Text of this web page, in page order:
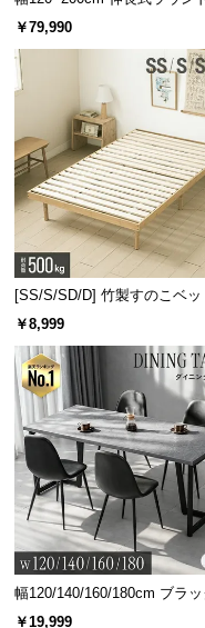
ニングテーブル 6人掛け 天然
￥79,990
[SS/S/SD/D] 竹製すのこベッ
￥8,999
幅120/140/160/180cm ブラッ
レーム ダイニング 大理石調 4
￥19,999